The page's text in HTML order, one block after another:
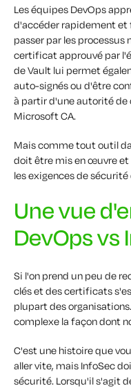
Les équipes DevOps
d'accéder rapidement
passer par les
certificat approuvé par
de Vault lui permet
auto-signés ou d'être
à partir d'une autorité
Microsoft CA.
Mais comme tout outil
doit être mis en œuvre et
les exigences de
Une vue
DevOps vs
Si l'on prend un peu de
clés et des certificats
plupart des
complexe la façon dont
C'est une histoire que
aller vite, mais InfoSec
sécurité. Lorsqu'il s'agit